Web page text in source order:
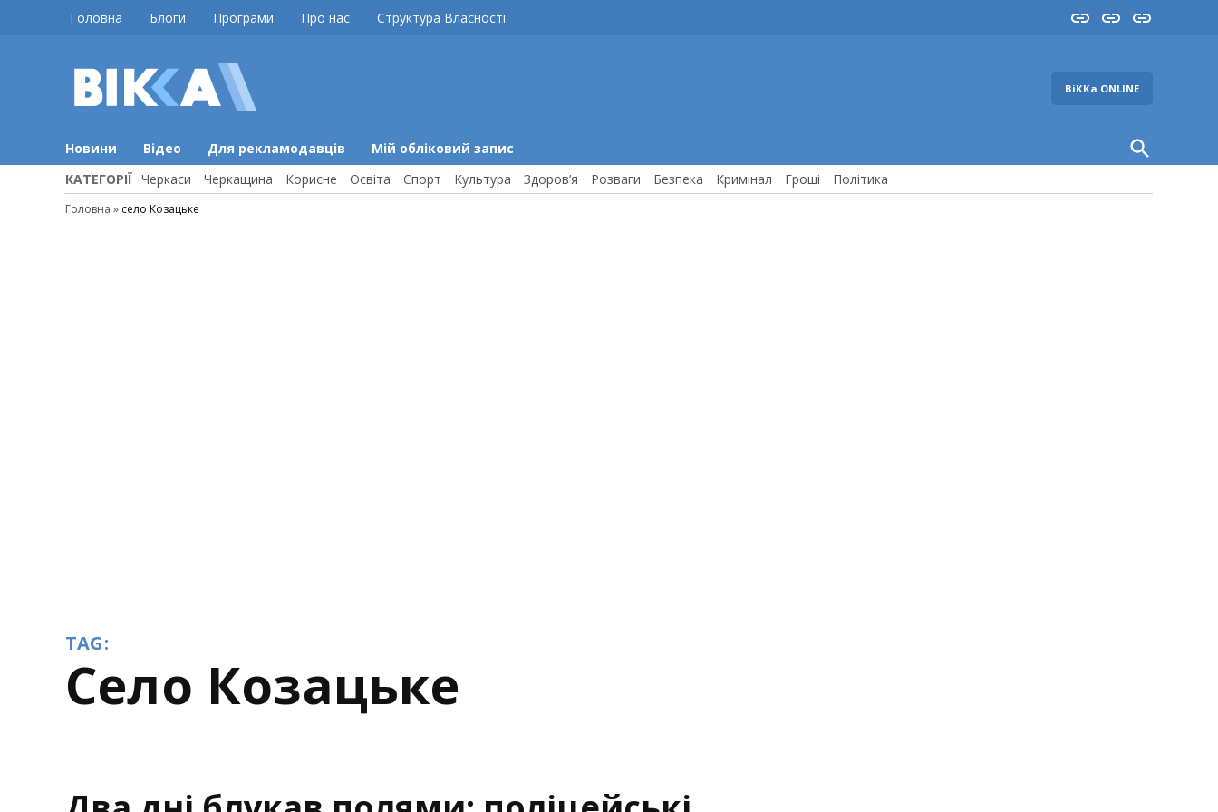
Головна Блоги Програми Про нас Структура Власності InstaYouTube
FB
ВіККа ONLINE
Новини Відео Для рекламодавців Мій обліковий запис
Open
Search
КАТЕГОРІЇ Черкаси Черкащина Корисне Освіта Спорт Культура Здоров’я Розваги Безпека Кримінал Гроші Політика
Головна » село Козацьке
TAG:
село Козацьке